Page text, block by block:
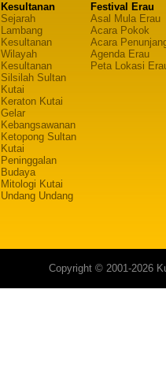
Kesultanan
Sejarah
Lambang
Kesultanan
Wilayah
Kesultanan
Silsilah Sultan
Kutai
Keraton Kutai
Gelar
Kebangsawanan
Ketopong Sultan
Kutai
Peninggalan
Budaya
Mitologi Kutai
Undang Undang
Festival Erau
Asal Mula Erau
Acara Pokok
Acara
Agenda Erau
Peta Lokasi
Copyright © 2001-2026